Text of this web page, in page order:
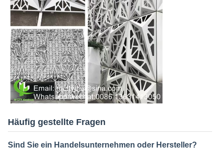
Häufig gestellte Fragen
Sind Sie ein Handelsunternehmen oder Hersteller?